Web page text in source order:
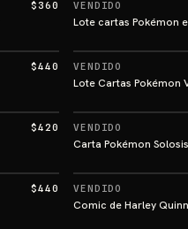
$360 VENDIDO
Lote cartas Pokémon
$440 VENDIDO
Lote Cartas Pokémon
$420 VENDIDO
Carta Pokémon
$440 VENDIDO
Comic de Harley